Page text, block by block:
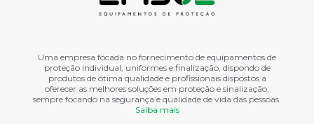
Uma empresa focada no fornecimento de equipamentos de
proteção individual, uniformes e finalização, dispondo de
produtos de ótima qualidade e profissionais dispostos a
oferecer as melhores soluções em proteção e sinalização,
sempre focando na segurança e qualidade de vida das pessoas.
Saiba mais